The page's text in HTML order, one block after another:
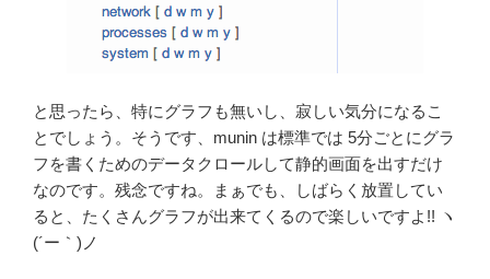
と思ったら、特にグラフも無いし、寂しい気分になるこ
とでしょう。そうです、munin は標準では 5分ごとにグラ
フを書くためのデータクロールして静的画面を出すだけ
なのです。残念ですね。まぁでも、しばらく放置してい
ると、たくさんグラフが出来てくるので楽しいですよ!! ヽ
(´ー｀)ノ